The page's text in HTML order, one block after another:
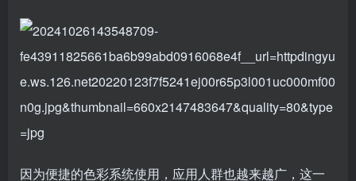
因为便捷的色彩系统使用，应用人群也越来越广，这一